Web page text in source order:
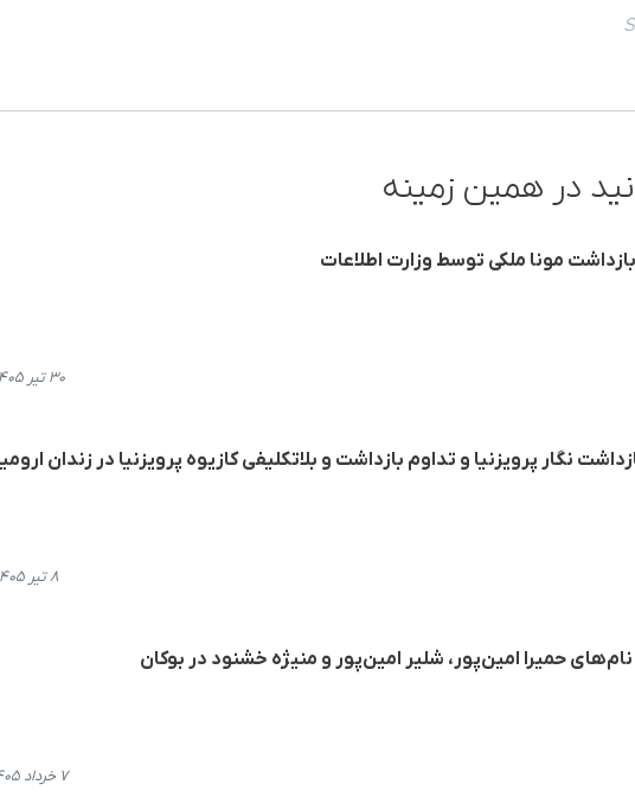
در همین زمینه
مونا ملکی توسط وزارت اطلاعات
۳۰ تیر ۱۴۰۵، ۱۵:۲۶
نگار پرویزنیا و تداوم بازداشت و بلاتکلیفی کازیوه پرویزنیا در زندان
۸ تیر ۱۴۰۵، ۱۷:۵۸
حمیرا امین‌پور، شلیر امین‌پور و منیژه خشنود در بوکان
۷ خرداد ۱۴۰۵، ۱۸:۲۹